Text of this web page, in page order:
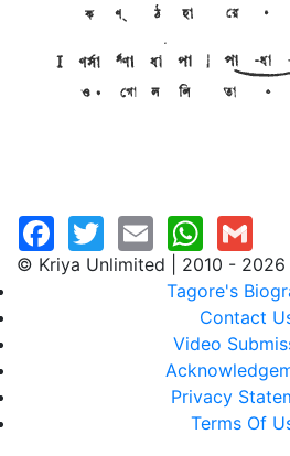
© Kriya Unlimited | 2010 - 2026
Tagore's
Contact
Video
Privacy
Terms Of